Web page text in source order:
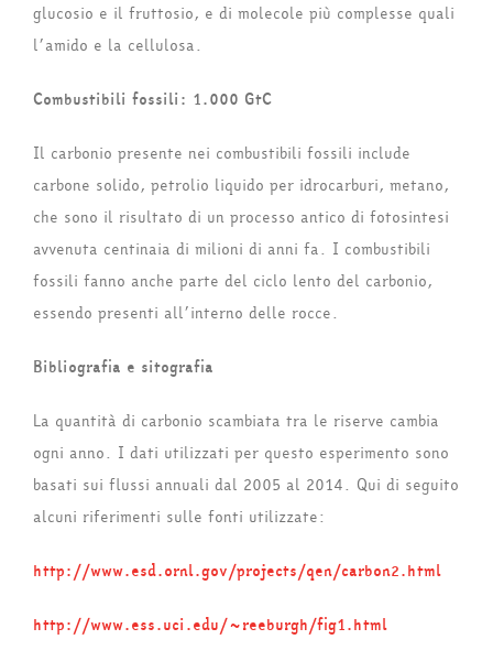
glucosio e il fruttosio, e di molecole più complesse quali
l’amido e la cellulosa.
Combustibili fossili: 1.000 GtC
Il carbonio presente nei combustibili fossili include
carbone solido, petrolio liquido per idrocarburi, metano,
che sono il risultato di un processo antico di fotosintesi
avvenuta centinaia di milioni di anni fa. I combustibili
fossili fanno anche parte del ciclo lento del carbonio,
essendo presenti all’interno delle rocce.
Bibliografia e sitografia
La quantità di carbonio scambiata tra le riserve cambia
ogni anno. I dati utilizzati per questo esperimento sono
basati sui flussi annuali dal 2005 al 2014. Qui di seguito
alcuni riferimenti sulle fonti utilizzate:
http://www.esd.ornl.gov/projects/qen/carbon2.html
http://www.ess.uci.edu/~reeburgh/fig1.html